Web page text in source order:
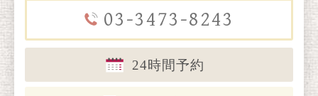
03-3473-8243
24時間予約